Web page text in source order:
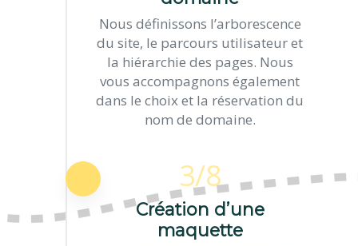
Nous définissons l’arborescence
du site, le parcours utilisateur et
la hiérarchie des pages. Nous
vous accompagnons également
dans le choix et la réservation du
nom de domaine.
3/8
Création d’une
maquette